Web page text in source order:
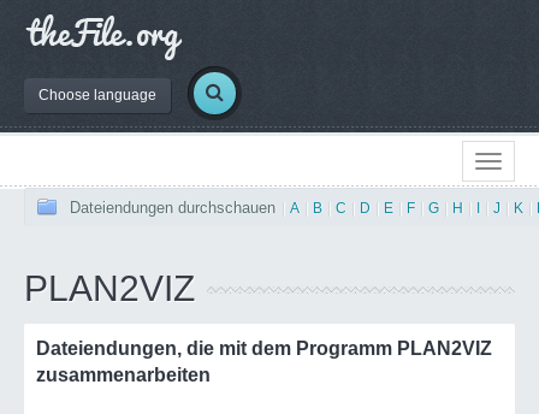
Choose language
Dateiendungen durchschauen A B C D E F G H J K
PLAN2VIZ
Dateiendungen, die mit dem Programm PLAN2VIZ
zusammenarbeiten